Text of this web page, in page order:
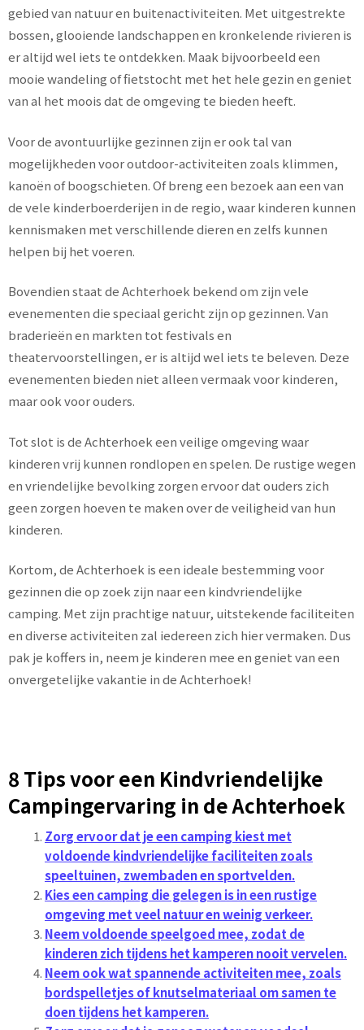
gebied van natuur en buitenactiviteiten. Met uitgestrekte
bossen, glooiende landschappen en kronkelende rivieren is
er altijd wel iets te ontdekken. Maak bijvoorbeeld een
mooie wandeling of fietstocht met het hele gezin en geniet
van al het moois dat de omgeving te bieden heeft.
Voor de avontuurlijke gezinnen zijn er ook tal van
mogelijkheden voor outdoor-activiteiten zoals klimmen,
kanoën of boogschieten. Of breng een bezoek aan een van
de vele kinderboerderijen in de regio, waar kinderen kunnen
kennismaken met verschillende dieren en zelfs kunnen
helpen bij het voeren.
Bovendien staat de Achterhoek bekend om zijn vele
evenementen die speciaal gericht zijn op gezinnen. Van
braderieën en markten tot festivals en
theatervoorstellingen, er is altijd wel iets te beleven. Deze
evenementen bieden niet alleen vermaak voor kinderen,
maar ook voor ouders.
Tot slot is de Achterhoek een veilige omgeving waar
kinderen vrij kunnen rondlopen en spelen. De rustige wegen
en vriendelijke bevolking zorgen ervoor dat ouders zich
geen zorgen hoeven te maken over de veiligheid van hun
kinderen.
Kortom, de Achterhoek is een ideale bestemming voor
gezinnen die op zoek zijn naar een kindvriendelijke
camping. Met zijn prachtige natuur, uitstekende faciliteiten
en diverse activiteiten zal iedereen zich hier vermaken. Dus
pak je koffers in, neem je kinderen mee en geniet van een
onvergetelijke vakantie in de Achterhoek!
8 Tips voor een Kindvriendelijke
Campingervaring in de Achterhoek
Zorg ervoor dat je een camping kiest met
voldoende kindvriendelijke faciliteiten zoals
speeltuinen, zwembaden en sportvelden.
Kies een camping die gelegen is in een rustige
omgeving met veel natuur en weinig verkeer.
Neem voldoende speelgoed mee, zodat de
kinderen zich tijdens het kamperen nooit vervelen.
Neem ook wat spannende activiteiten mee, zoals
bordspelletjes of knutselmateriaal om samen te
doen tijdens het kamperen.